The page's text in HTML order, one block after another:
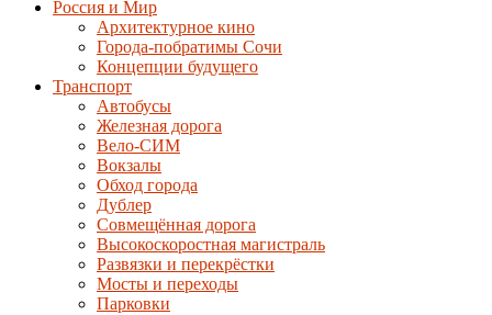
Россия и Мир
Архитектурное кино
Города-побратимы Сочи
Концепции будущего
Транспорт
Автобусы
Железная дорога
Вело-СИМ
Вокзалы
Обход города
Дублер
Совмещённая дорога
Высокоскоростная магистраль
Развязки и перекрёстки
Мосты и переходы
Парковки